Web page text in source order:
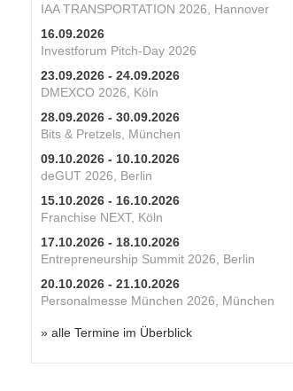
IAA TRANSPORTATION 2026, Hannover
16.09.2026
Investforum Pitch-Day 2026
23.09.2026 - 24.09.2026
DMEXCO 2026, Köln
28.09.2026 - 30.09.2026
Bits & Pretzels, München
09.10.2026 - 10.10.2026
deGUT 2026, Berlin
15.10.2026 - 16.10.2026
Franchise NEXT, Köln
17.10.2026 - 18.10.2026
Entrepreneurship Summit 2026, Berlin
20.10.2026 - 21.10.2026
Personalmesse München 2026, München
» alle Termine im Überblick